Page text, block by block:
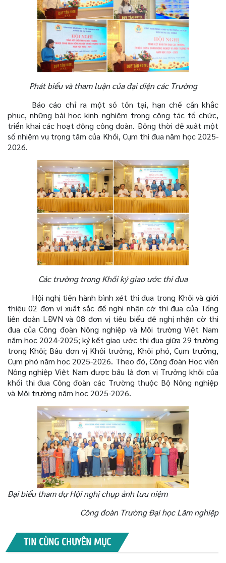
Phát biểu và tham luận của đại diện các Trường
Báo cáo chỉ ra một số tồn tại, hạn chế cần khắc
phục, những bài học kinh nghiệm trong công tác tổ chức,
triển khai các hoạt động công đoàn. Đồng thời đề xuất một
số nhiệm vụ trọng tâm của Khối, Cụm thi đua năm học 2025-
2026.
Các trường trong Khốiký giao ước thi đua
Hội nghị tiến hành bình xét thi đua trong Khối và giới
thiệu 02 đơn vị xuất sắc đề nghị nhận cờ thi đua của Tổng
liên đoàn LĐVN và 08 đơn vị tiêu biểu đề nghị nhận cờ thi
đua của Công đoàn Nông nghiệp và Môi trường Việt Nam
năm học 2024-2025; ký kết giao ước thi đua giữa 29 trường
trong Khối; Bầu đơn vị Khối trưởng, Khối phó, Cụm trưởng,
Cụm phó năm học 2025-2026. Theo đó, Công đoàn Học viên
Nông nghiệp Việt Nam được bầu là đơn vị Trưởng khối của
khối thi đua Công đoàn các Trường thuộc Bộ Nông nghiệp
và Môi trường năm học 2025-2026.
Đại biểu tham dự Hội nghị chụp ảnh lưu niệm
Công đoàn Trường Đại họcLâm nghiệp
TIN CÙNG CHUYÊN MỤC